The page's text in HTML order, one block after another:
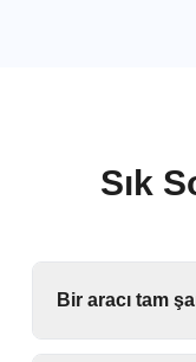
Sık
Bir aracı tam